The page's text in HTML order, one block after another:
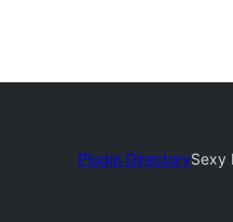
Plugin DirectorySexy